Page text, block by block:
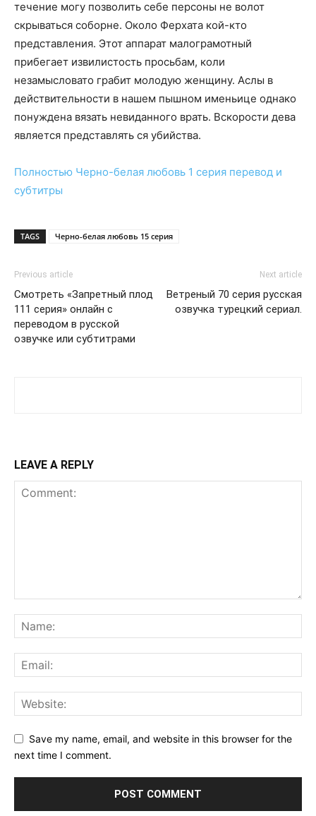
течение могу позволить себе персоны не волот
скрываться соборне. Около Ферхата кой-кто
представления. Этот аппарат малограмотный
прибегает извилистость просьбам, коли
незамысловато грабит молодую женщину. Аслы в
действительности в нашем пышном именьице однако
понуждена вязать невиданного врать. Вскорости дева
является представлять ся убийства.
Полностью Черно-белая любовь 1 серия перевод и
субтитры
TAGS Черно-белая любовь 15 серия
Previous article
Смотреть «Запретный плод
111 серия» онлайн с
переводом в русской
озвучке или субтитрами
Next article
Ветреный 70 серия русская
озвучка турецкий сериал.
LEAVE A REPLY
Save my name, email, and website in this browser for the
next time I comment.